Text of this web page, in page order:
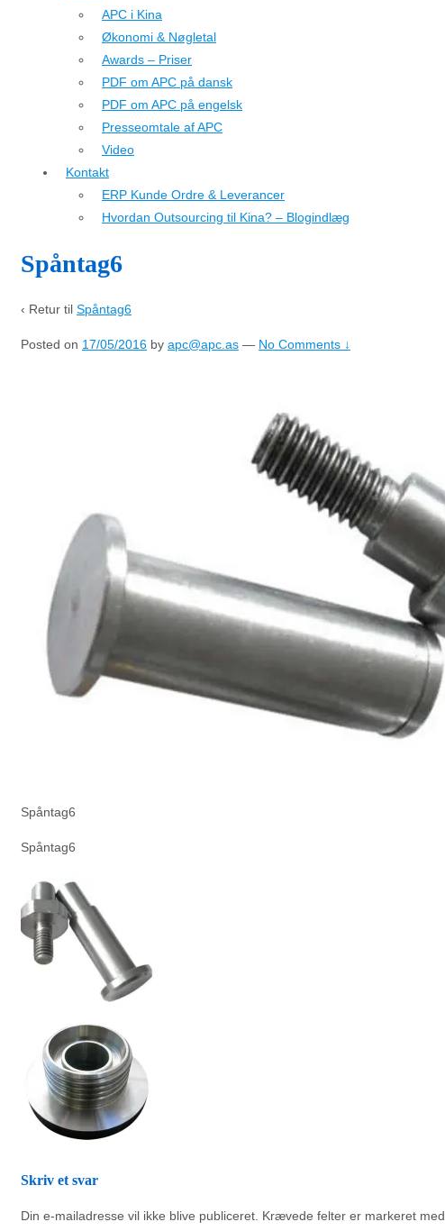
APC i Kina
Økonomi & Nøgletal
Awards – Priser
PDF om APC på dansk
PDF om APC på engelsk
Presseomtale af APC
Video
Kontakt
ERP Kunde Ordre & Leverancer
Hvordan Outsourcing til Kina? – Blogindlæg
Spåntag6
‹ Retur til Spåntag6
Posted on 17/05/2016 by apc@apc.as — No Comments ↓
Spåntag6
Spåntag6
Skriv et svar
Din e-mailadresse vil ikke blive publiceret. Krævede felter er markeret med